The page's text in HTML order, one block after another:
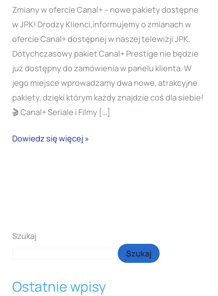
Zmiany w ofercie Canal+ – nowe pakiety dostępne
w JPK! Drodzy Klienci,informujemy o zmianach w
ofercie Canal+ dostępnej w naszej telewizji JPK.
Dotychczasowy pakiet Canal+ Prestige nie będzie
już dostępny do zamówienia w panelu klienta. W
jego miejsce wprowadzamy dwa nowe, atrakcyjne
pakiety, dzięki którym każdy znajdzie coś dla siebie!
🎬 Canal+ Seriale i Filmy […]
w
JPK
Dowiedz się więcej »
Szukaj
Szukaj
Ostatnie wpisy